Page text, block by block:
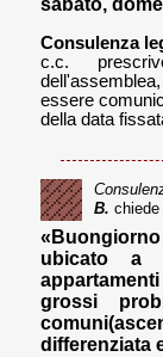
sabato,
Consulenza
c.c.
essere
della data
B. chiede
ubicato a
grossi
differenziata